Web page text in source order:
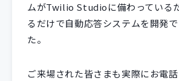
ムがTwilio Studioに備わっている
るだけで自動応答システムを開発
た。
ご来場された皆さまも実際にお電